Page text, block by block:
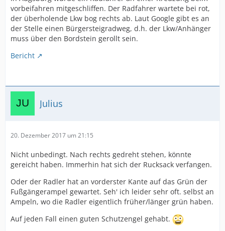
vorbeifahren mitgeschliffen. Der Radfahrer wartete bei rot,
der überholende Lkw bog rechts ab. Laut Google gibt es an
der Stelle einen Bürgersteigradweg, d.h. der Lkw/Anhänger
muss über den Bordstein gerollt sein.
Bericht
Julius
20. Dezember 2017 um 21:15
Nicht unbedingt. Nach rechts gedreht stehen, könnte
gereicht haben. Immerhin hat sich der Rucksack verfangen.
Oder der Radler hat an vorderster Kante auf das Grün der
Fußgängerampel gewartet. Seh' ich leider sehr oft. selbst an
Ampeln, wo die Radler eigentlich früher/länger grün haben.
Auf jeden Fall einen guten Schutzengel gehabt.